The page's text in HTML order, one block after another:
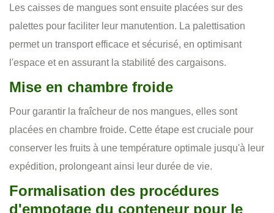
Les caisses de mangues sont ensuite placées sur des
palettes pour faciliter leur manutention. La palettisation
permet un transport efficace et sécurisé, en optimisant
l'espace et en assurant la stabilité des cargaisons.
Mise en chambre froide
Pour garantir la fraîcheur de nos mangues, elles sont
placées en chambre froide. Cette étape est cruciale pour
conserver les fruits à une température optimale jusqu'à leur
expédition, prolongeant ainsi leur durée de vie.
Formalisation des procédures
d'empotage du conteneur pour le